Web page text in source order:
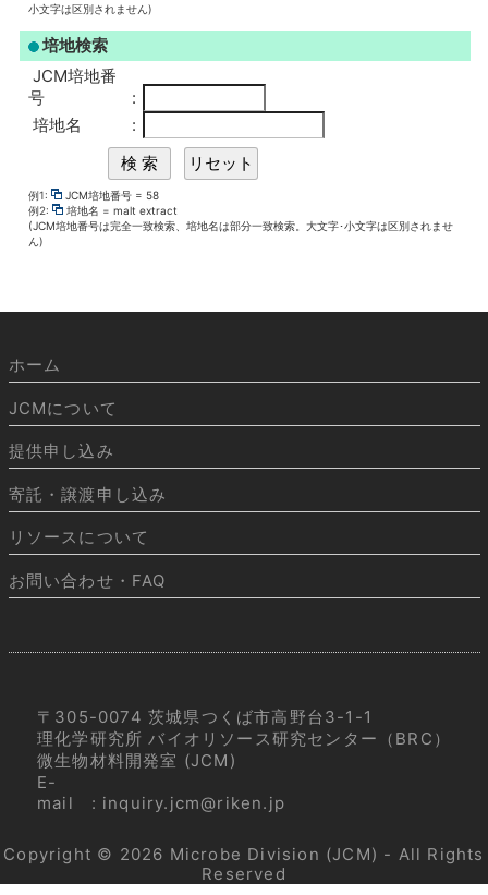
小文字は区別されません)
培地検索
JCM培地番
号
:
培地名
:
例1:
JCM培地番号 = 58
例2:
培地名 = malt extract
(JCM培地番号は完全一致検索、培地名は部分一致検索。大文字･小文字は区別されませ
ん)
ホーム
JCMについて
提供申し込み
寄託・譲渡申し込み
リソースについて
お問い合わせ・FAQ
〒305-0074 茨城県つくば市高野台3-1-1
理化学研究所 バイオリソース研究センター（BRC）
微生物材料開発室 (JCM)
E-
mail
: inquiry.jcm@riken.jp
Copyright © 2026 Microbe Division (JCM) - All Rights
Reserved